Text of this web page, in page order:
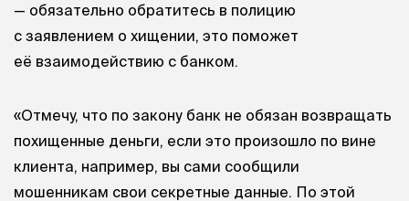
— обязательно обратитесь в полицию
с заявлением о хищении, это поможет
её взаимодействию с банком.
«Отмечу, что по закону банк не обязан возвращать
похищенные деньги, если это произошло по вине
клиента, например, вы сами сообщили
мошенникам свои секретные данные. По этой